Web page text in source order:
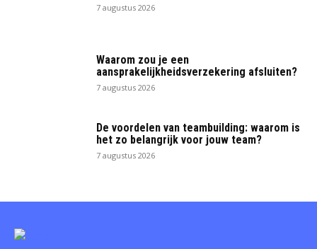
7 augustus 2026
Waarom zou je een
aansprakelijkheidsverzekering afsluiten?
7 augustus 2026
De voordelen van teambuilding: waarom is
het zo belangrijk voor jouw team?
7 augustus 2026